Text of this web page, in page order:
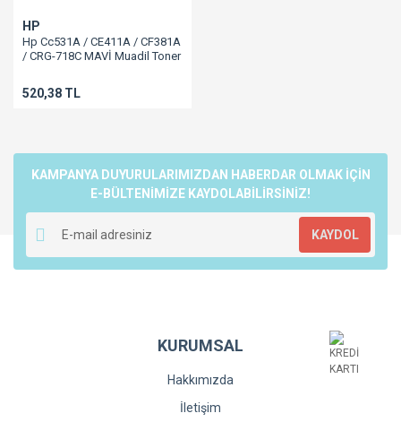
HP
Hp Cc531A / CE411A / CF381A
/ CRG-718C MAVİ Muadil Toner
520,38 TL
KAMPANYA DUYURULARIMIZDAN HABERDAR OLMAK İÇİN
E-BÜLTENİMİZE KAYDOLABİLİRSİNİZ!
KAYDOL
KURUMSAL
Hakkımızda
İletişim